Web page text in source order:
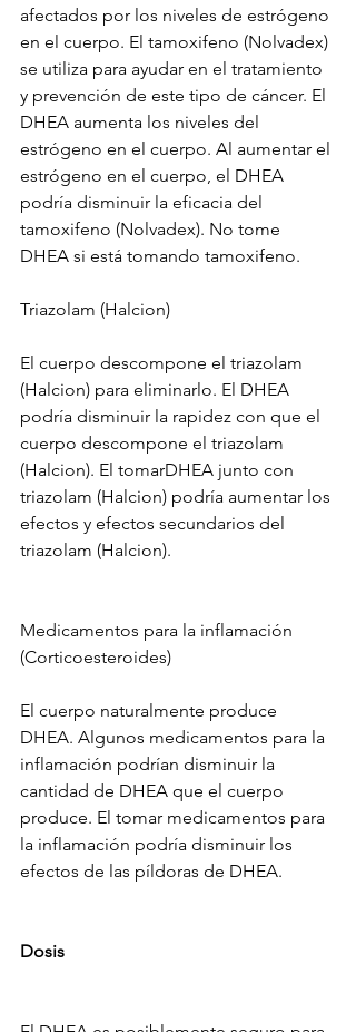
afectados por los niveles de estrógeno
en el cuerpo. El tamoxifeno (Nolvadex)
se utiliza para ayudar en el tratamiento
y prevención de este tipo de cáncer. El
DHEA aumenta los niveles del
estrógeno en el cuerpo. Al aumentar el
estrógeno en el cuerpo, el DHEA
podría disminuir la eficacia del
tamoxifeno (Nolvadex). No tome
DHEA si está tomando tamoxifeno.
Triazolam (Halcion)
El cuerpo descompone el triazolam
(Halcion) para eliminarlo. El DHEA
podría disminuir la rapidez con que el
cuerpo descompone el triazolam
(Halcion). El tomarDHEA junto con
triazolam (Halcion) podría aumentar los
efectos y efectos secundarios del
triazolam (Halcion).
Medicamentos para la inflamación
(Corticoesteroides)
El cuerpo naturalmente produce
DHEA. Algunos medicamentos para la
inflamación podrían disminuir la
cantidad de DHEA que el cuerpo
produce. El tomar medicamentos para
la inflamación podría disminuir los
efectos de las píldoras de DHEA.
Dosis